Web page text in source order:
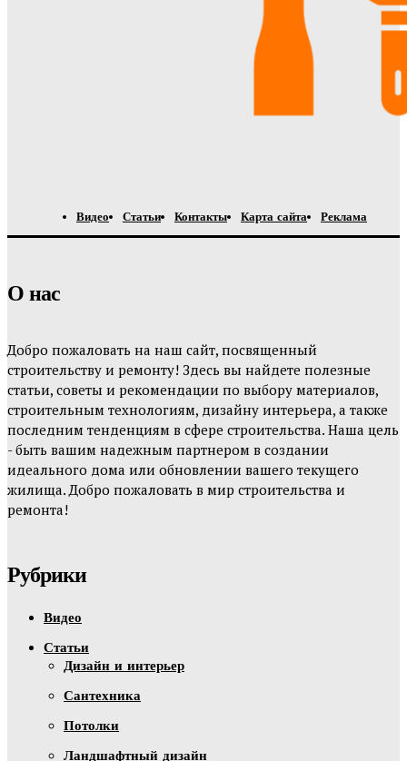
Видео Статьи Контакты Карта сайта Реклама
О нас
Добро пожаловать на наш сайт, посвященный
строительству и ремонту! Здесь вы найдете полезные
статьи, советы и рекомендации по выбору материалов,
строительным технологиям, дизайну интерьера, а также
последним тенденциям в сфере строительства. Наша цель
- быть вашим надежным партнером в создании
идеального дома или обновлении вашего текущего
жилища. Добро пожаловать в мир строительства и
ремонта!
Рубрики
Видео
Статьи
Дизайн и интерьер
Сантехника
Потолки
Ландшафтный дизайн